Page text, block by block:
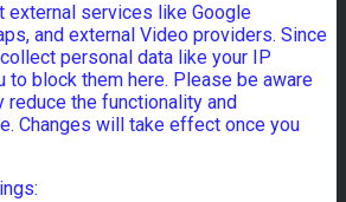
external services like Google
and external Video providers. Since
personal data like your IP
to block them here. Please be aware
reduce the functionality and
Changes will take effect once you